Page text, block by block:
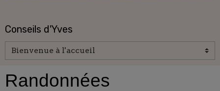
Conseils d'Yves
Randonnées